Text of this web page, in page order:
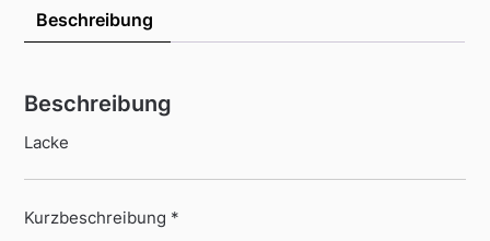
Beschreibung
Beschreibung
Lacke
Kurzbeschreibung *